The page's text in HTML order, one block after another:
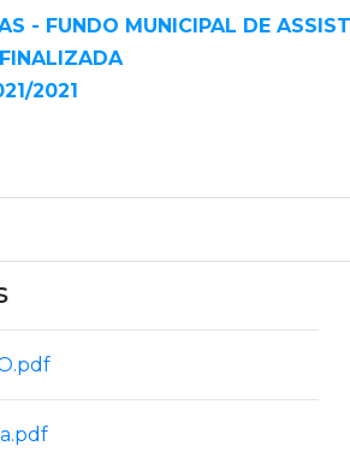
- FUNDO MUNICIPAL DE
2021